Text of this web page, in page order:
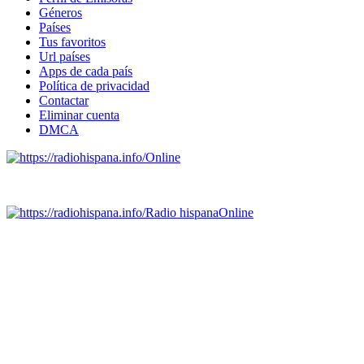
Géneros
Países
Tus favoritos
Url países
Apps de cada país
Política de privacidad
Contactar
Eliminar cuenta
DMCA
Online
Radio hispanaOnline